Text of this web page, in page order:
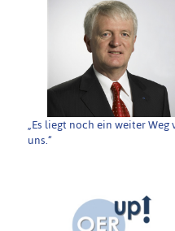
„Es liegt noch ein weiter Weg
uns.“